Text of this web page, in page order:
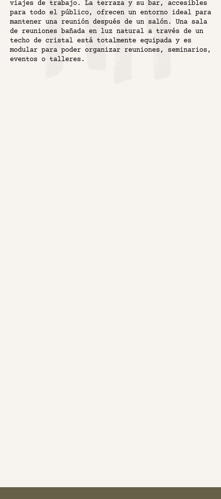
viajes de trabajo. La terraza y su bar, accesibles
para todo el público, ofrecen un entorno ideal para
mantener una reunión después de un salón. Una sala
de reuniones bañada en luz natural a través de un
techo de cristal está totalmente equipada y es
modular para poder organizar reuniones, seminarios,
eventos o talleres.